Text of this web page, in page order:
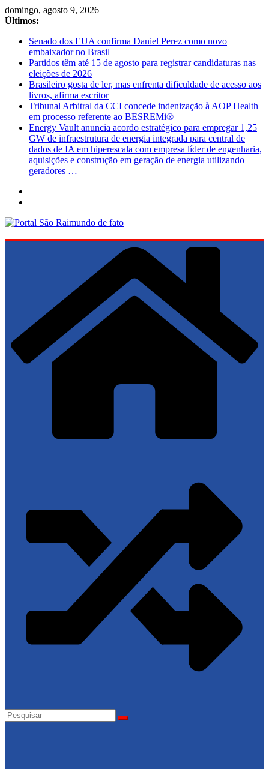
Pular
para
conteúdo
domingo, agosto 9, 2026
Últimos:
Senado dos EUA confirma Daniel Perez como novo
embaixador no Brasil
Partidos têm até 15 de agosto para registrar candidaturas nas
eleições de 2026
Brasileiro gosta de ler, mas enfrenta dificuldade de acesso aos
livros, afirma escritor
Tribunal Arbitral da CCI concede indenização à AOP Health
em processo referente ao BESREMi®
Energy Vault anuncia acordo estratégico para empregar 1,25
GW de infraestrutura de energia integrada para central de
dados de IA em hiperescala com empresa líder de engenharia,
aquisições e construção em geração de energia utilizando
geradores …